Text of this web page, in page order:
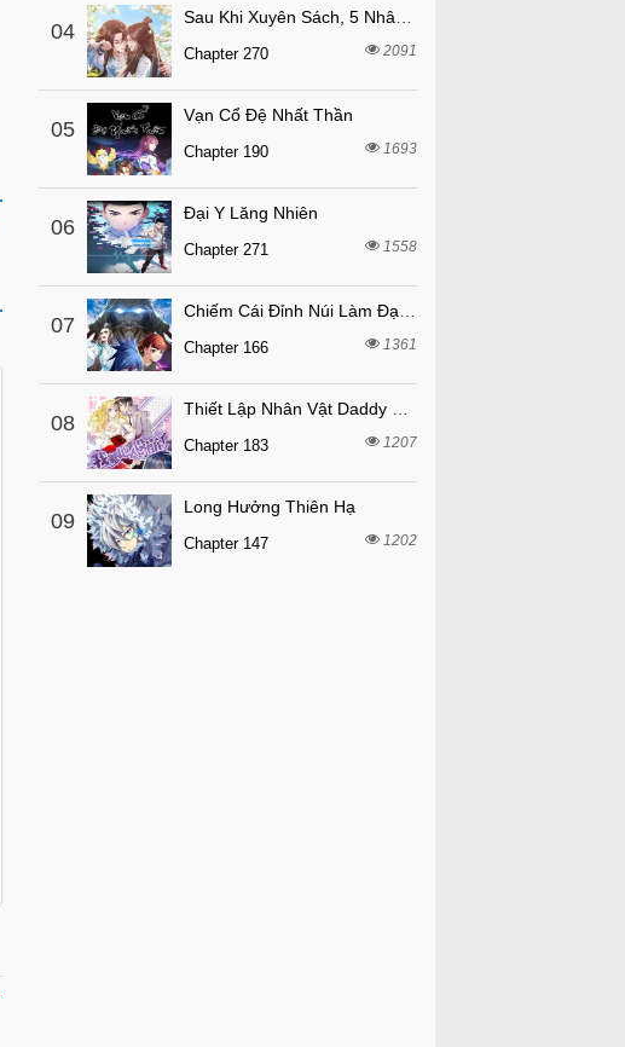
04
Chapter 270 2091
05
Vạn Cổ Đệ Nhất Thần
Chapter 190 1693
06
Đại Y Lăng Nhiên
Chapter 271 1558
07
Chapter 166 1361
08
Chapter 183 1207
09
Long Hưởng Thiên Hạ
Chapter 147 1202